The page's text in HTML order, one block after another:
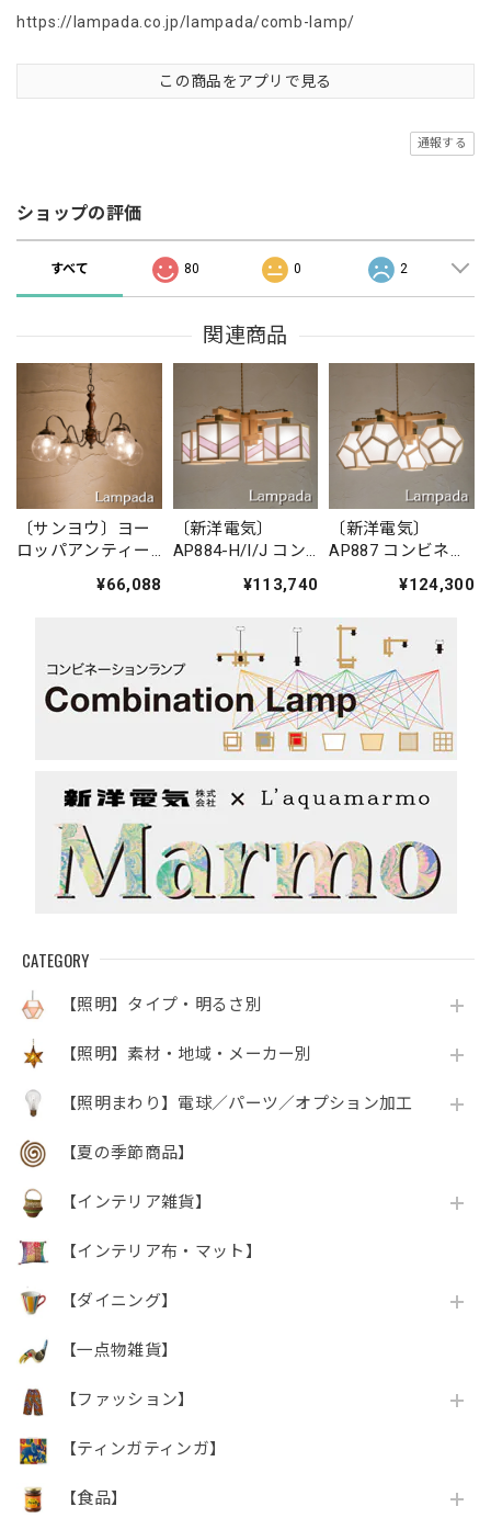
CATEGORY
【照明】タイプ・明るさ別
【照明】素材・地域・メーカー別
【照明まわり】電球／パーツ／オプション加工
【夏の季節商品】
【インテリア雑貨】
【インテリア布・マット】
【ダイニング】
【一点物雑貨】
【ファッション】
【ティンガティンガ】
【食品】
https://lampada.co.jp/lampada/comb-lamp/
この商品をアプリで見る
通報する
ショップの評価
すべて 80 0 2
関連商品
〔サンヨウ〕ヨー
ロッパアンティー
¥66,088
〔新洋電気〕
AP884-H/I/J コン
プ／シャンデリ
¥113,740
〔新洋電気〕
AP887 コンビネー
ャンデリア 求
ky?
¥124,300